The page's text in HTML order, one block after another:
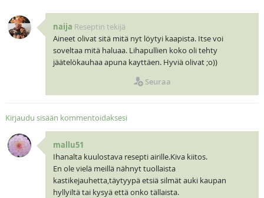
naija Reseptin tekijä
Aineet olivat sitä mitä nyt löytyi kaapista. Itse voi
soveltaa mitä haluaa. Lihapullien koko oli tehty
jäätelökauhaa apuna kayttäen. Hyviä olivat ;o))
Seuraa
Kirjaudu sisään kommentoidaksesi
mallu51
Ihanalta kuulostava resepti airille.Kiva kiitos.
En ole vielä meillä nähnyt tuollaista
kastikejauhetta,täytyypä etsiä silmät auki kaupan
hyllyiltä tai kysyä että onko tällaista.